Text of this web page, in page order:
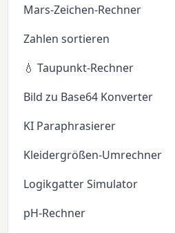
Mars-Zeichen-Rechner
Zahlen sortieren
💧 Taupunkt-Rechner
Bild zu Base64 Konverter
KI Paraphrasierer
Kleidergrößen-Umrechner
Logikgatter Simulator
pH-Rechner